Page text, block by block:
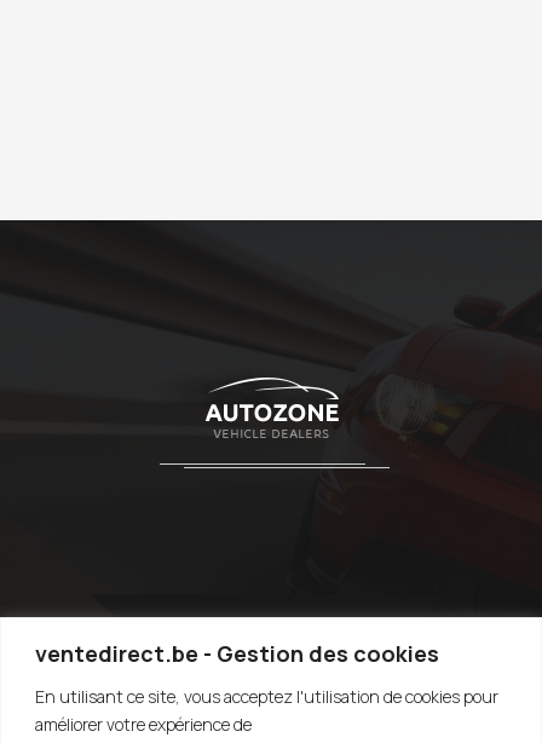
ventedirect.be - Gestion des cookies
En utilisant ce site, vous acceptez l'utilisation de cookies pour
améliorer votre expérience de
TOP